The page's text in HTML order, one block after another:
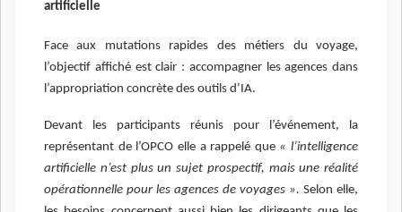
artificielle
Face aux mutations rapides des métiers du voyage,
l’objectif affiché est clair : accompagner les agences dans
l’appropriation concrète des outils d’IA.
Devant les participants réunis pour l’événement, la
représentant de l’OPCO elle a rappelé que « l’intelligence
artificielle n’est plus un sujet prospectif, mais une réalité
opérationnelle pour les agences de voyages ». Selon elle,